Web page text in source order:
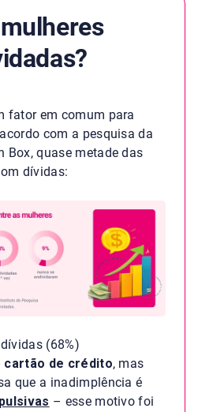
fator em comum para
com a pesquisa da
Box, quase metade das
dívidas:
(68%)
cartão de crédito, mas
que a inadimplência é
– esse motivo foi